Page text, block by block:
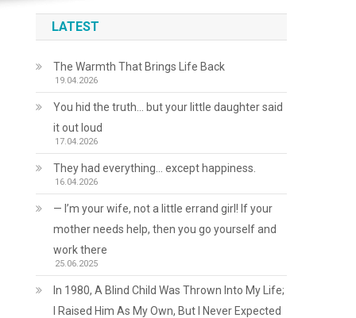
LATEST
The Warmth That Brings Life Back
19.04.2026
You hid the truth… but your little daughter said
it out loud
17.04.2026
They had everything… except happiness.
16.04.2026
— I’m your wife, not a little errand girl! If your
mother needs help, then you go yourself and
work there
25.06.2025
In 1980, A Blind Child Was Thrown Into My Life;
I Raised Him As My Own, But I Never Expected